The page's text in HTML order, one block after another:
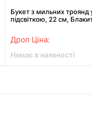
Букет з мильних троянд
підсвіткою, 22 см,
Дроп Ціна:
Немає в наявності